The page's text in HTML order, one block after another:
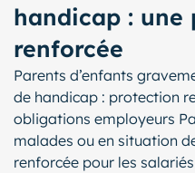
handicap : une
renforcée
Parents d’enfants
de handicap : protection
obligations employeurs
malades ou en situation
renforcée pour les